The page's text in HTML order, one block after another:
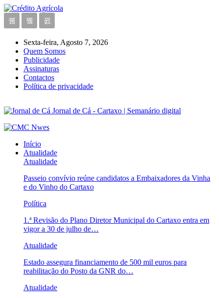
Sexta-feira, Agosto 7, 2026
Quem Somos
Publicidade
Assinaturas
Contactos
Política de privacidade
Jornal de Cá - Cartaxo | Semanário digital
Início
Atualidade
Atualidade
Passeio convívio reúne candidatos a Embaixadores da Vinha
e do Vinho do Cartaxo
Política
1.ª Revisão do Plano Diretor Municipal do Cartaxo entra em
vigor a 30 de julho de…
Atualidade
Estado assegura financiamento de 500 mil euros para
reabilitação do Posto da GNR do…
Atualidade